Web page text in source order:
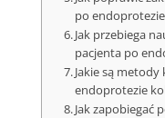
po
Jak przebiega
pacjenta po
Jakie są
endoprotezie
Jak zapobiegać